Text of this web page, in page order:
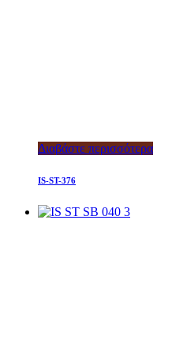
Διαβάστε περισσότερα
IS-ST-376